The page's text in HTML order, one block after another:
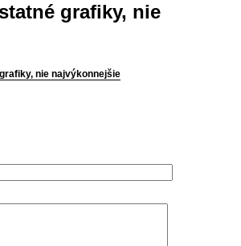
grafiky, nie
nie najvýkonnejšie